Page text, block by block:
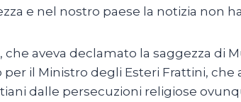
e nel nostro paese la notizia non
aveva declamato la saggezza di
il Ministro degli Esteri Frattini, che
dalle persecuzioni religiose